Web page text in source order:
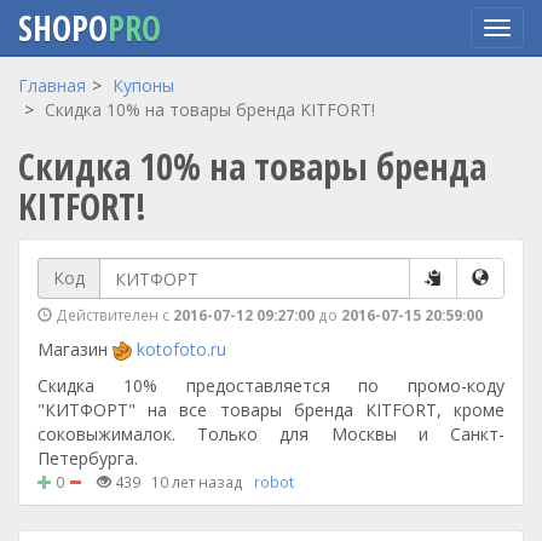
Перейти
содержанию
SHOPOPRO
Главная
Купоны
Скидка 10% на товары бренда KITFORT!
Скидка 10% на товары бренда
KITFORT!
Код
Действителен с 2016-07-12 09:27:00 до 2016-07-15 20:59:00
Магазин
kotofoto.ru
Скидка 10% предоставляется по промо-коду
"КИТФОРТ" на все товары бренда KITFORT, кроме
соковыжималок. Только для Москвы и Санкт-
Петербурга.
0 439 10 лет назад robot